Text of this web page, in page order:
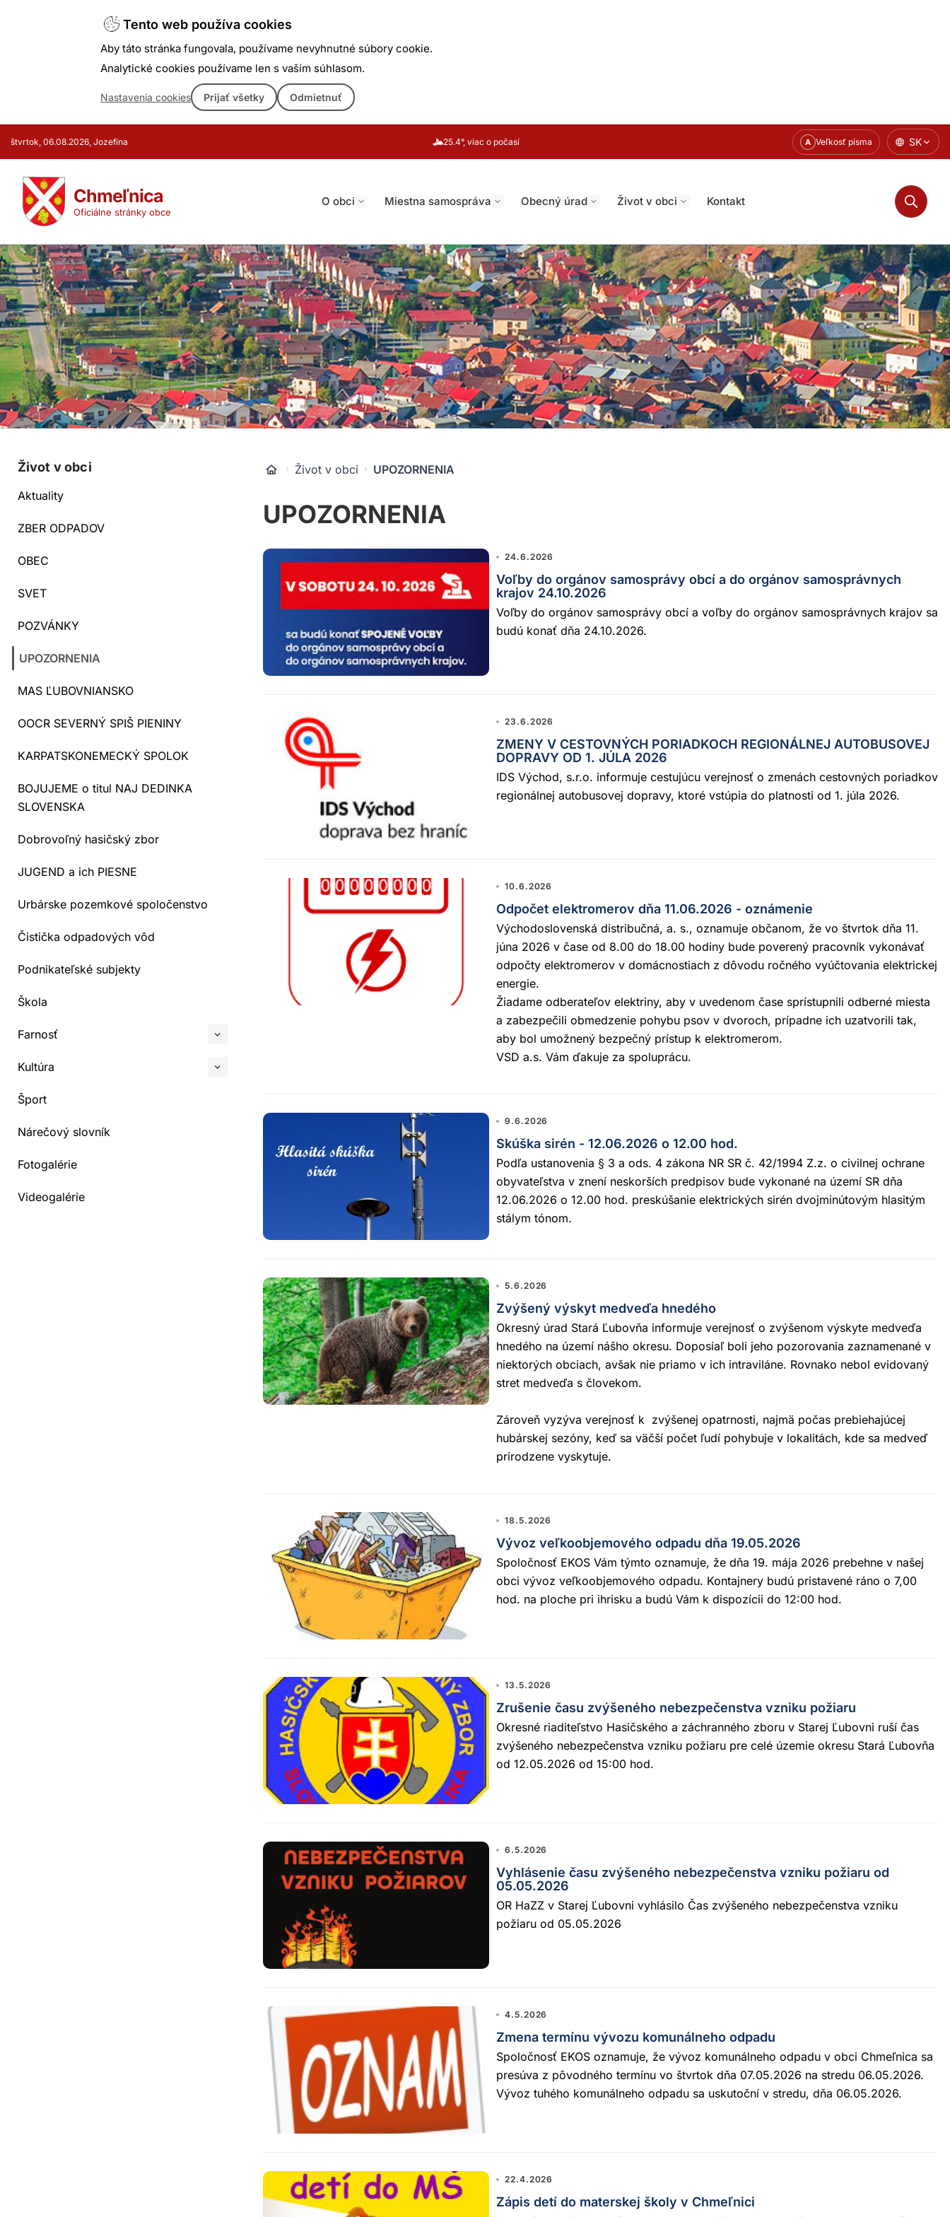
Tento web používa cookies
Aby táto stránka fungovala, používame nevyhnutné súbory cookie.
Analytické cookies používame len s vaším súhlasom.
Nastavenia cookies Prijať všetky Odmietnuť
štvrtok, 06.08.2026, Jozefína 25.4°, viac o počasí A Veľkosť písma SK
Chmeľnica
Oficiálne stránky obce
O obci Miestna samospráva Obecný úrad Život v obci Kontakt
Život v obci
Aktuality
ZBER ODPADOV
OBEC
SVET
POZVÁNKY
UPOZORNENIA
MAS ĽUBOVNIANSKO
OOCR SEVERNÝ SPIŠ PIENINY
KARPATSKONEMECKÝ SPOLOK
BOJUJEME o titul NAJ DEDINKA
SLOVENSKA
Dobrovoľný hasičský zbor
JUGEND a ich PIESNE
Urbárske pozemkové spoločenstvo
Čistička odpadových vôd
Podnikateľské subjekty
Škola
Farnosť
Kultúra
Šport
Nárečový slovník
Fotogalérie
Videogalérie
Život v obci UPOZORNENIA
UPOZORNENIA
24.6.2026
Voľby do orgánov samosprávy obcí a do orgánov samosprávnych
krajov 24.10.2026
Voľby do orgánov samosprávy obcí a voľby do orgánov samosprávnych krajov sa
budú konať dňa 24.10.2026.
23.6.2026
ZMENY V CESTOVNÝCH PORIADKOCH REGIONÁLNEJ AUTOBUSOVEJ
DOPRAVY OD 1. JÚLA 2026
IDS Východ, s.r.o. informuje cestujúcu verejnosť o zmenách cestovných poriadkov
regionálnej autobusovej dopravy, ktoré vstúpia do platnosti od 1. júla 2026.
10.6.2026
Odpočet elektromerov dňa 11.06.2026 - oznámenie
Východoslovenská distribučná, a. s., oznamuje občanom, že vo štvrtok dňa 11.
júna 2026 v čase od 8.00 do 18.00 hodiny bude poverený pracovník vykonávať
odpočty elektromerov v domácnostiach z dôvodu ročného vyúčtovania elektrickej
energie.
Žiadame odberateľov elektriny, aby v uvedenom čase sprístupnili odberné miesta
a zabezpečili obmedzenie pohybu psov v dvoroch, prípadne ich uzatvorili tak,
aby bol umožnený bezpečný prístup k elektromerom.
VSD a.s. Vám ďakuje za spoluprácu.
9.6.2026
Skúška sirén - 12.06.2026 o 12.00 hod.
Podľa ustanovenia § 3 a ods. 4 zákona NR SR č. 42/1994 Z.z. o civilnej ochrane
obyvateľstva v znení neskorších predpisov bude vykonané na území SR dňa
12.06.2026 o 12.00 hod. preskúšanie elektrických sirén dvojminútovým hlasitým
stálym tónom.
5.6.2026
Zvýšený výskyt medveďa hnedého
Okresný úrad Stará Ľubovňa informuje verejnosť o zvýšenom výskyte medveďa
hnedého na území nášho okresu. Doposiaľ boli jeho pozorovania zaznamenané v
niektorých obciach, avšak nie priamo v ich intraviláne. Rovnako nebol evidovaný
stret medveďa s človekom.
Zároveň vyzýva verejnosť k zvýšenej opatrnosti, najmä počas prebiehajúcej
hubárskej sezóny, keď sa väčší počet ľudí pohybuje v lokalitách, kde sa medveď
prirodzene vyskytuje.
18.5.2026
Vývoz veľkoobjemového odpadu dňa 19.05.2026
Spoločnosť EKOS Vám týmto oznamuje, že dňa 19. mája 2026 prebehne v našej
obci vývoz veľkoobjemového odpadu. Kontajnery budú pristavené ráno o 7,00
hod. na ploche pri ihrisku a budú Vám k dispozícii do 12:00 hod.
13.5.2026
Zrušenie času zvýšeného nebezpečenstva vzniku požiaru
Okresné riaditeľstvo Hasičského a záchranného zboru v Starej Ľubovni ruší čas
zvýšeného nebezpečenstva vzniku požiaru pre celé územie okresu Stará Ľubovňa
od 12.05.2026 od 15:00 hod.
6.5.2026
Vyhlásenie času zvýšeného nebezpečenstva vzniku požiaru od
05.05.2026
OR HaZZ v Starej Ľubovni vyhlásilo Čas zvýšeného nebezpečenstva vzniku
požiaru od 05.05.2026
4.5.2026
Zmena termínu vývozu komunálneho odpadu
Spoločnosť EKOS oznamuje, že vývoz komunálneho odpadu v obci Chmeľnica sa
presúva z pôvodného termínu vo štvrtok dňa 07.05.2026 na stredu 06.05.2026.
Vývoz tuhého komunálneho odpadu sa uskutoční v stredu, dňa 06.05.2026.
22.4.2026
Zápis detí do materskej školy v Chmeľnici